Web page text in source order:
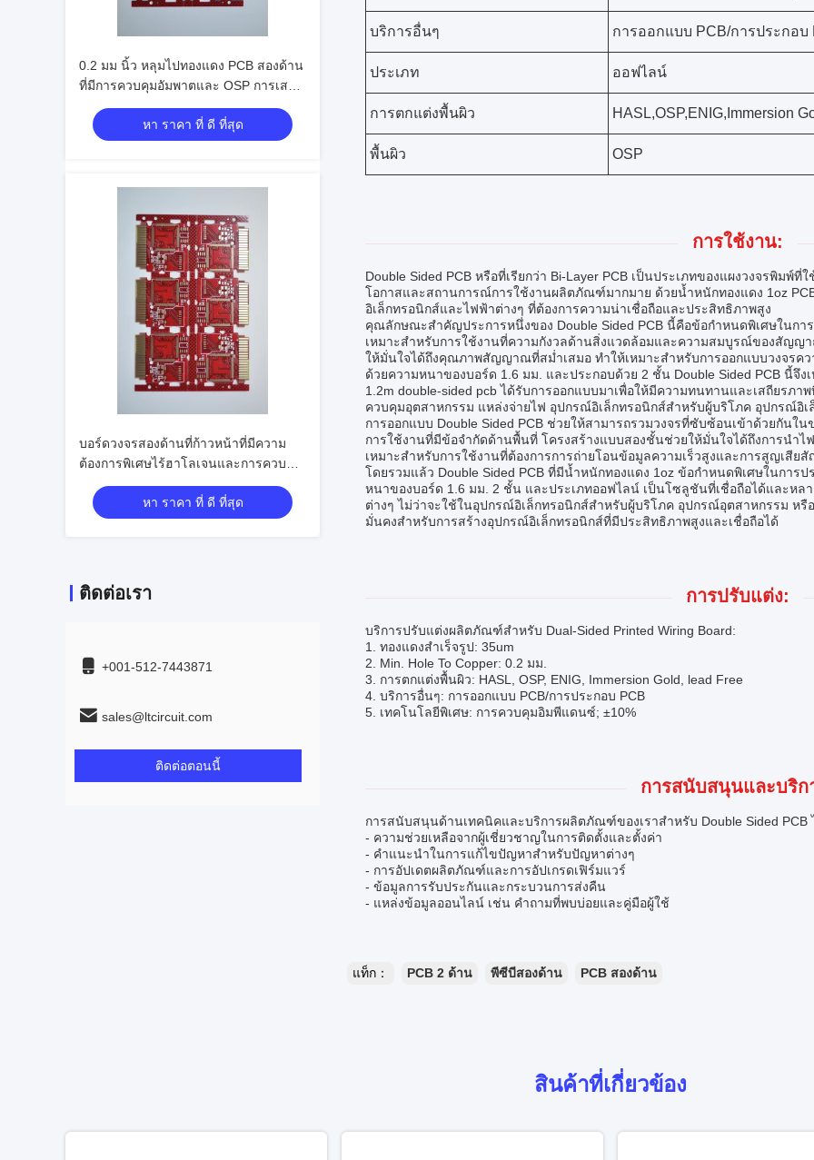
0.2 มม นิ้ว หลุมไปทองแดง PCB สองด้าน
ที่มีการควบคุมอัมพาตและ OSP การเสร็จ
หา ราคา ที่ ดี ที่สุด
บอร์ดวงจรสองด้านที่ก้าวหน้าที่มีความ
ต้องการพิเศษไร้ฮาโลเจนและการควบคุม
อัมพาต ± 10%
หา ราคา ที่ ดี ที่สุด
ติดต่อเรา
+001-512-7443871
sales@ltcircuit.com
ติดต่อตอนนี้
บริการอื่นๆ การออกแบบ PCB/การประกอบ
ประเภท ออฟไลน์
การตกแต่งพื้นผิว HASL,OSP,ENIG,Immersion
พื้นผิว OSP
การใช้งาน:
Double Sided PCB หรือที่เรียกว่า Bi-Layer PCB เป็นประเภทของแผงวงจรพิมพ์
โอกาสและสถานการณ์การใช้งานผลิตภัณฑ์มากมาย ด้วยน้ำหนักทองแดง 1oz
อิเล็กทรอนิกส์และไฟฟ้าต่างๆ ที่ต้องการความน่าเชื่อถือและประสิทธิภาพสูง
คุณลักษณะสำคัญประการหนึ่งของ Double Sided PCB นี้คือข้อกำหนดพิเศษในก
เหมาะสำหรับการใช้งานที่ความกังวลด้านสิ่งแวดล้อมและความสมบูรณ์ของสัญ
ให้มั่นใจได้ถึงคุณภาพสัญญาณที่สม่ำเสมอ ทำให้เหมาะสำหรับการออกแบบวงจรคว
ด้วยความหนาของบอร์ด 1.6 มม. และประกอบด้วย 2 ชั้น Double Sided PCB นี้จึ
1.2m double-sided pcb ได้รับการออกแบบมาเพื่อให้มีความทนทานและเสถียรภ
ควบคุมอุตสาหกรรม แหล่งจ่ายไฟ อุปกรณ์อิเล็กทรอนิกส์สำหรับผู้บริโภค อุปกรณ์อิ
การออกแบบ Double Sided PCB ช่วยให้สามารถรวมวงจรที่ซับซ้อนเข้าด้วยกัน
การใช้งานที่มีข้อจำกัดด้านพื้นที่ โครงสร้างแบบสองชั้นช่วยให้มั่นใจได้ถึงการน
เหมาะสำหรับการใช้งานที่ต้องการการถ่ายโอนข้อมูลความเร็วสูงและการสูญเสี
โดยรวมแล้ว Double Sided PCB ที่มีน้ำหนักทองแดง 1oz ข้อกำหนดพิเศษในกา
หนาของบอร์ด 1.6 มม. 2 ชั้น และประเภทออฟไลน์ เป็นโซลูชันที่เชื่อถือได้และห
ต่างๆ ไม่ว่าจะใช้ในอุปกรณ์อิเล็กทรอนิกส์สำหรับผู้บริโภค อุปกรณ์อุตสาหกรรม หรื
มั่นคงสำหรับการสร้างอุปกรณ์อิเล็กทรอนิกส์ที่มีประสิทธิภาพสูงและเชื่อถือได้
การปรับแต่ง:
บริการปรับแต่งผลิตภัณฑ์สำหรับ Dual-Sided Printed Wiring Board:
1. ทองแดงสำเร็จรูป: 35um
2. Min. Hole To Copper: 0.2 มม.
3. การตกแต่งพื้นผิว: HASL, OSP, ENIG, Immersion Gold, lead Free
4. บริการอื่นๆ: การออกแบบ PCB/การประกอบ PCB
5. เทคโนโลยีพิเศษ: การควบคุมอิมพีแดนซ์; ±10%
การสนับสนุนและบริก
การสนับสนุนด้านเทคนิคและบริการผลิตภัณฑ์ของเราสำหรับ Double Sided PCB
- ความช่วยเหลือจากผู้เชี่ยวชาญในการติดตั้งและตั้งค่า
- คำแนะนำในการแก้ไขปัญหาสำหรับปัญหาต่างๆ
- การอัปเดตผลิตภัณฑ์และการอัปเกรดเฟิร์มแวร์
- ข้อมูลการรับประกันและกระบวนการส่งคืน
- แหล่งข้อมูลออนไลน์ เช่น คำถามที่พบบ่อยและคู่มือผู้ใช้
แท็ก： PCB 2 ด้าน พีซีบีสองด้าน PCB สองด้าน
สินค้าที่เกี่ยวข้อง